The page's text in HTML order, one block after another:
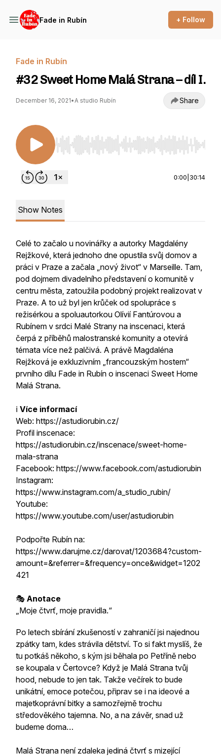
Fade in Rubín + Follow
Fade in Rubín
#32 Sweet Home Malá Strana – díl I.
December 16, 2021•A studio Rubín Share
Use Left/Right to seek, Home/End to jump to
0:00 30:14
Show Notes
Celé to začalo u novinářky a autorky Magdalény
Rejžkové, která jednoho dne opustila svůj domov a
práci v Praze a začala „nový život“ v Marseille. Tam,
pod dojmem divadelního představení o komunitě v
centru města, zatoužila podobný projekt realizovat v
Praze. A to už byl jen krůček od spolupráce s
režisérkou a spoluautorkou Olívií Fantúrovou a
Rubínem v srdci Malé Strany na inscenaci, která
čerpá z příběhů malostranské komunity a otevírá
témata více než palčivá. A právě Magdaléna
Rejžková je exkluzivním „francouzským hostem“
prvního dílu Fade in Rubín o inscenaci Sweet Home
Malá Strana.
ℹ️ Více informací
Web: https://astudiorubin.cz/
Profil inscenace:
https://astudiorubin.cz/inscenace/sweet-home-
mala-strana
Facebook: https://www.facebook.com/astudiorubin
Instagram:
https://www.instagram.com/a_studio_rubin/
Youtube:
https://www.youtube.com/user/astudiorubin
Podpořte Rubín na:
https://www.darujme.cz/darovat/1203684?custom-
amount=&referrer=&frequency=once&widget=1202
421
🎭 Anotace
„Moje čtvrť, moje pravidla.“
Po letech sbírání zkušeností v zahraničí jsi najednou
zpátky tam, kdes strávila dětství. To si fakt myslíš, že
tu potkáš někoho, s kým jsi běhala po Petříně nebo
se koupala v Čertovce? Když je Malá Strana tvůj
hood, nebude to jen tak. Takže večírek to bude
unikátní, emoce potečou, připrav se i na ideové a
majetkoprávní bitky a samozřejmě trochu
středověkého tajemna. No, a na závěr, snad už
budeme doma…
Malá Strana není zdaleka jediná čtvrť s mizející